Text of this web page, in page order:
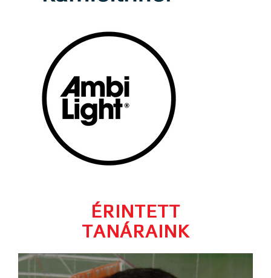
ÉRINTETT
TANÁRAINK